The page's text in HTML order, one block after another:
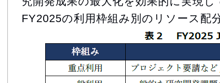
FY2025の利用枠組み別のリソース配